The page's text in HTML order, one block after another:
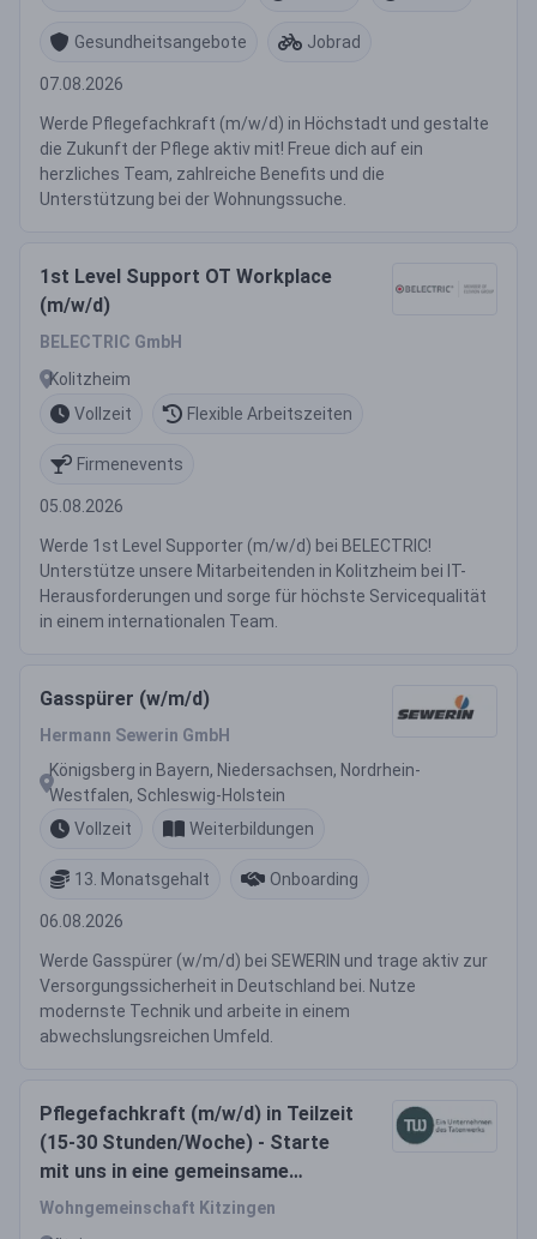
Gesundheitsangebote Jobrad
07.08.2026
Werde Pflegefachkraft (m/w/d) in Höchstadt und gestalte
die Zukunft der Pflege aktiv mit! Freue dich auf ein
herzliches Team, zahlreiche Benefits und die
Unterstützung bei der Wohnungssuche.
1st Level Support OT Workplace
(m/w/d)
BELECTRIC GmbH
Kolitzheim
Vollzeit
Flexible Arbeitszeiten
Firmenevents
05.08.2026
Werde 1st Level Supporter (m/w/d) bei BELECTRIC!
Unterstütze unsere Mitarbeitenden in Kolitzheim bei IT-
Herausforderungen und sorge für höchste Servicequalität
in einem internationalen Team.
Gasspürer (w/m/d)
Hermann Sewerin GmbH
Königsberg in Bayern, Niedersachsen, Nordrhein-
Westfalen, Schleswig-Holstein
Vollzeit
Weiterbildungen
13. Monatsgehalt Onboarding
06.08.2026
Werde Gasspürer (w/m/d) bei SEWERIN und trage aktiv zur
Versorgungssicherheit in Deutschland bei. Nutze
modernste Technik und arbeite in einem
abwechslungsreichen Umfeld.
Pflegefachkraft (m/w/d) in Teilzeit
(15-30 Stunden/Woche) - Starte
mit uns in eine gemeinsame
Zukunft!
Wohngemeinschaft Kitzingen